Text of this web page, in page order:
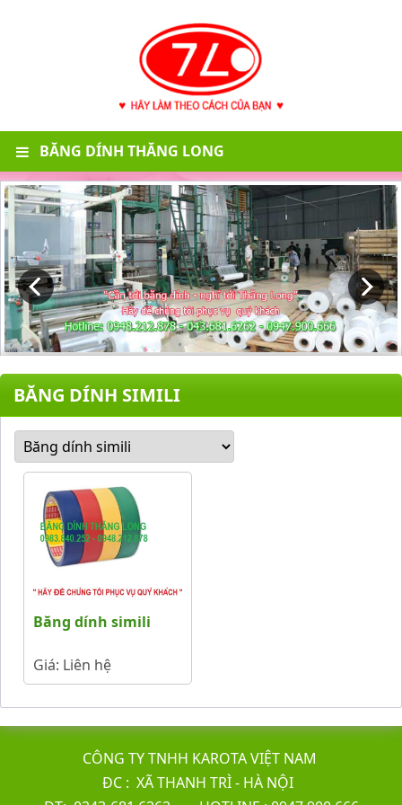
BĂNG DÍNH THĂNG LONG
BĂNG DÍNH SIMILI
Băng dính simili
Giá: Liên hệ
CÔNG TY TNHH KAROTA VIỆT NAM
ĐC : XÃ THANH TRÌ - HÀ NỘI